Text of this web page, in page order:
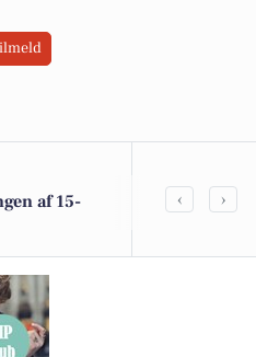
af 15-
Top 6 over
‹ ›